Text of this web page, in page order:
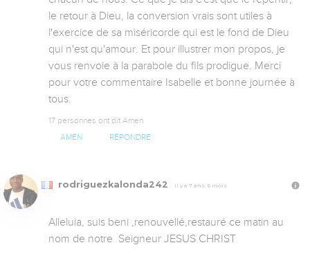
le retour à Dieu, la conversion vrais sont utiles à
l'exercice de sa miséricorde qui est le fond de Dieu
qui n'est qu'amour. Et pour illustrer mon propos, je
vous renvoie à la parabole du fils prodigue. Merci
pour votre commentaire Isabelle et bonne journée à
tous.
17 personnes ont dit Amen
AMEN RÉPONDRE
rodriguezkalonda242 Il y a 7 ans, 5 mois
Alleluia, suis beni ,renouvellé,restauré ce matin au
nom de notre  Seigneur JESUS CHRIST